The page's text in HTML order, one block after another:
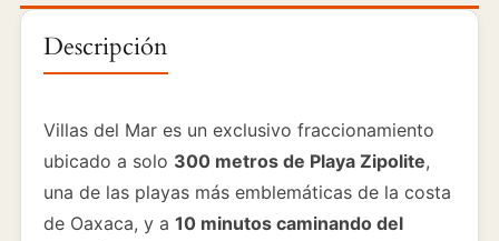
Descripción
Villas del Mar es un exclusivo fraccionamiento
ubicado a solo 300 metros de Playa Zipolite,
una de las playas más emblemáticas de la costa
de Oaxaca, y a 10 minutos caminando del